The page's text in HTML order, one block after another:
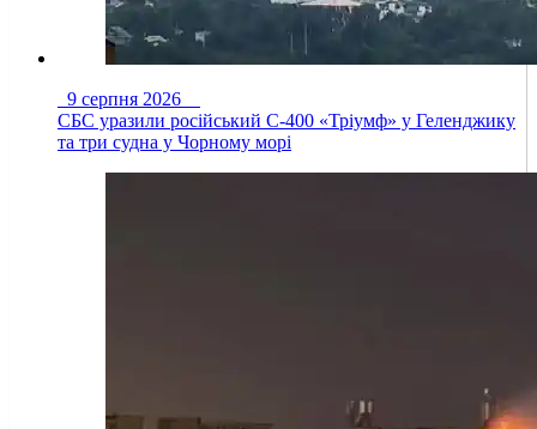
9 серпня 2026
СБС уразили російський С-400 «Тріумф» у Геленджику
та три судна у Чорному морі